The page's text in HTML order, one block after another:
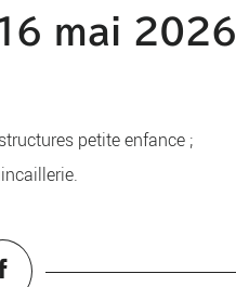
mai 2026
petite enfance ;